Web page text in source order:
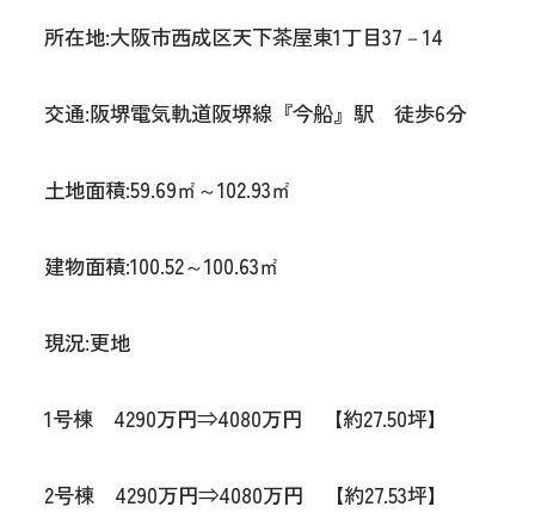
所在地:大阪市西成区天下茶屋東1丁目37－14
交通:阪堺電気軌道阪堺線『今船』駅 徒歩6分
土地面積:59.69㎡～102.93㎡
建物面積:100.52～100.63㎡
現況:更地
1号棟 4290万円⇒4080万円 【約27.50坪】
2号棟 4290万円⇒4080万円 【約27.53坪】